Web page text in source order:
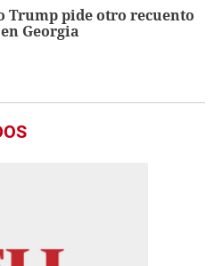
Trump pide otro recuento
Georgia